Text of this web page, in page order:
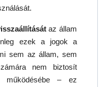
az állam
ezek a jogok a
sem az állam, sem
nem biztosít
működésébe – ez